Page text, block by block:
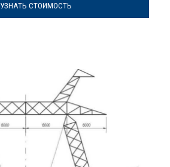
УЗНАТЬ СТОИМОСТЬ